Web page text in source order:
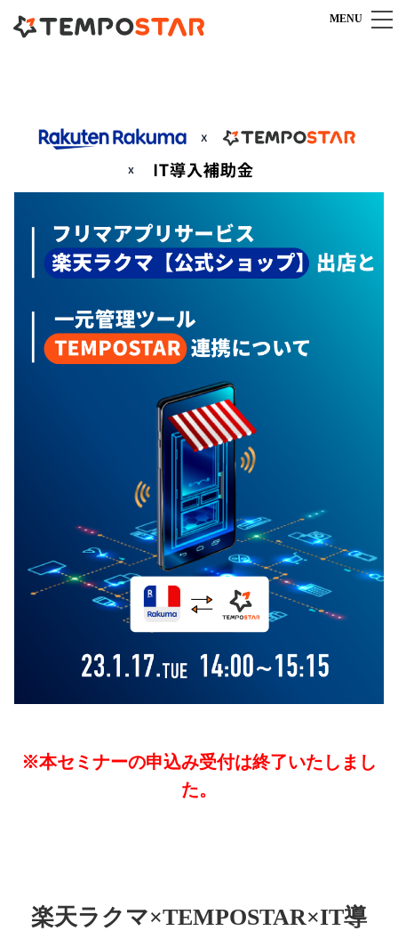
MENU
安心充実のカスタマーサポート
すべての機能を見る
受注管理機能
複数倉庫連携
送り状発行システム連携
対応モール・カート
外部サービス連携
料金
料金シミュレーション
連携サービスオプション
IT導入補助金専用プラン
キャンペーン一覧
商材別導入事例
カスタマイズ事例
お役立ち情報
ECブログ
販売代理店パートナー募集
導入支援・運営代行TEMPOSTARに関するお問い合わせ
10：00～18：00（土日祝日を除く）
03-6705-5670
資料ダウンロード
メールでのお問い合わせ お知らせ
30日間無料お試し
※本セミナーの申込み受付は終了いたしまし
た。
楽天ラクマ×TEMPOSTAR×IT導